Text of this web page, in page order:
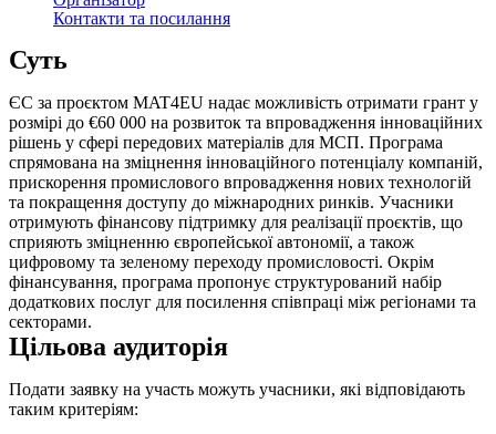
Контакти та посилання
Суть
ЄС за проєктом MAT4EU надає можливість отримати грант у
розмірі до €60 000 на розвиток та впровадження інноваційних
рішень у сфері передових матеріалів для МСП. Програма
спрямована на зміцнення інноваційного потенціалу компаній,
прискорення промислового впровадження нових технологій
та покращення доступу до міжнародних ринків. Учасники
отримують фінансову підтримку для реалізації проєктів, що
сприяють зміцненню європейської автономії, а також
цифровому та зеленому переходу промисловості. Окрім
фінансування, програма пропонує структурований набір
додаткових послуг для посилення співпраці між регіонами та
секторами.
Цільова аудиторія
Подати заявку на участь можуть учасники, які відповідають
таким критеріям: